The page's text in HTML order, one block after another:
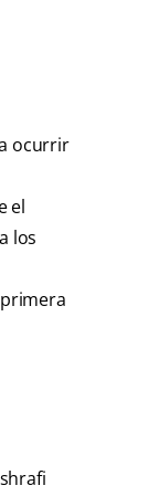
ocurrir
el
los